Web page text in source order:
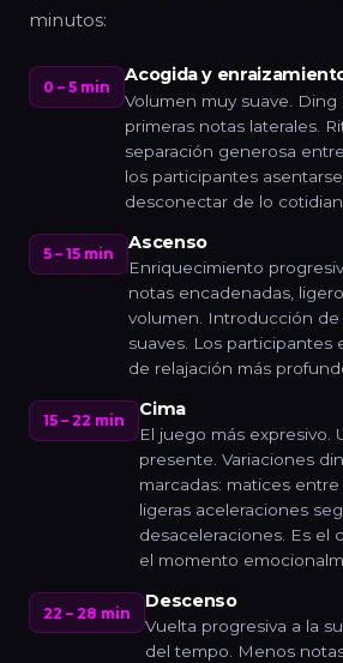
minutos:
0 – 5 min
Acogida y
Volumen muy suave. Ding
primeras notas laterales.
separación generosa
los participantes
desconectar de lo
5 – 15 min
Ascenso
Enriquecimiento
notas encadenadas,
volumen. Introducción
suaves. Los participantes
de relajación más
15 – 22 min
Cima
El juego más expresivo.
presente. Variaciones
marcadas: matices entre
ligeras aceleraciones
desaceleraciones. Es el
el momento
22 – 28 min
Descenso
Vuelta progresiva a la
del tempo. Menos